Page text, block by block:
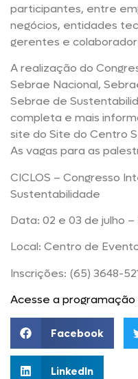
participantes, entre
negócios, entidades
gerentes e
A realização do
Sebrae Nacional,
Sebrae de
completa e mais
site do Site do Centro
As vagas para as
CICLOS – Congresso
Sustentabilidade
Data: 02 e 03 de julho –
Local: Centro de
Inscrições: (65) 3648-
Acesse a
Facebook
LinkedIn